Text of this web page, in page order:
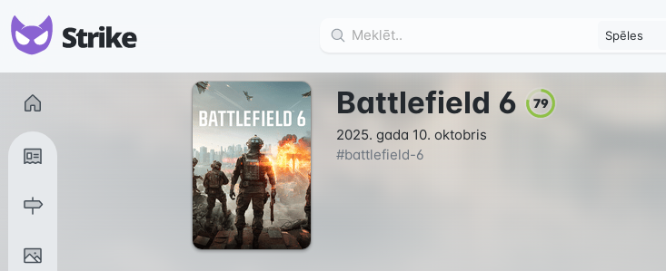
Battlefield 6 79
2025. gada 10. oktobris
#battlefield-6